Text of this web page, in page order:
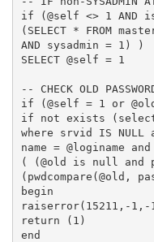
if (@self <> 1 AND
(SELECT * FROM
AND sysadmin = 1) )
SELECT @self = 1
-- CHECK OLD
if (@self = 1 or
if not exists (select
where srvid IS NULL
name = @loginame and
( (@old is null and
(pwdcompare(@old,
begin
raiserror(15211,-1,-
return (1)
end